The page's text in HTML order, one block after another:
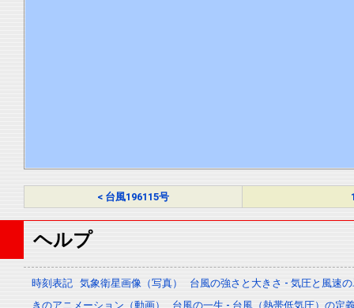
< 台風196115号
ヘルプ
時刻表記 気象衛星画像（写真）
台風の強さと大きさ - 気圧と風速
きのアニメーション（動画）
台風の一生 - 台風（熱帯低気圧）の定